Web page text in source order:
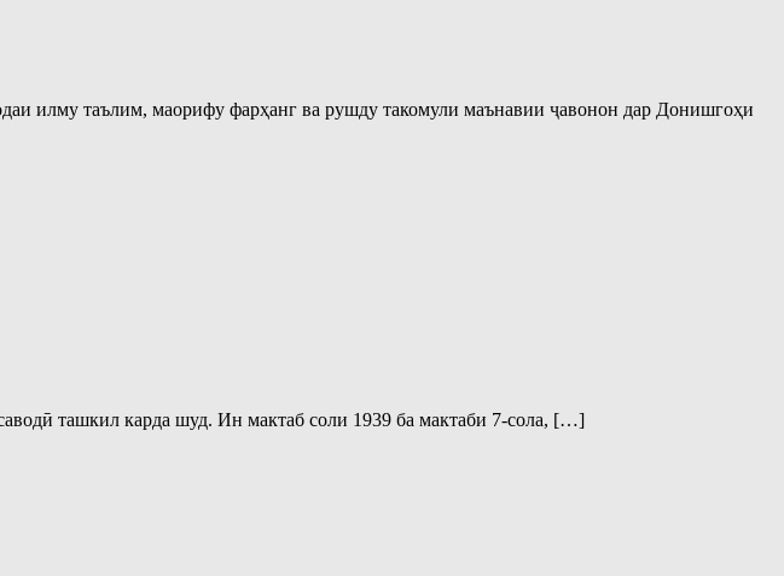
илму таълим, маорифу фарҳанг ва рушду такомули маънавии ҷавонон дар Донишгоҳи
ташкил карда шуд. Ин мактаб соли 1939 ба мактаби 7-сола, […]